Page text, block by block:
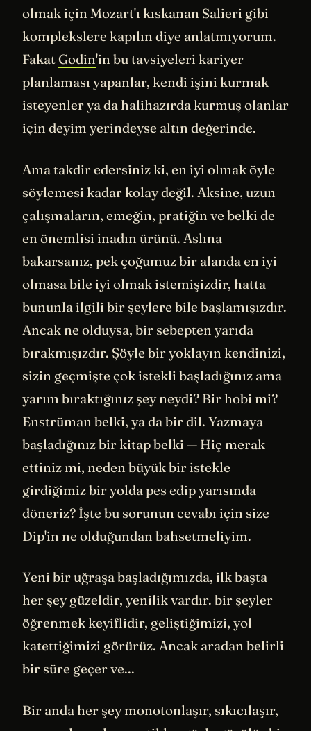
olmak için Mozart'ı kıskanan Salieri gibi
komplekslere kapılın diye anlatmıyorum.
FakatGodin'in bu tavsiyeleri kariyer
planlaması yapanlar, kendi işini kurmak
isteyenler ya da halihazırda kurmuş olanlar
için deyim yerindeyse altın değerinde.
Ama takdir edersiniz ki, en iyi olmak öyle
söylemesi kadar kolay değil. Aksine, uzun
çalışmaların, emeğin, pratiğin ve belki de
en önemlisi inadın ürünü. Aslına
bakarsanız, pek çoğumuz bir alanda en iyi
olmasa bile iyi olmak istemişizdir, hatta
bununla ilgili bir şeylere bile başlamışızdır.
Ancak ne olduysa, bir sebepten yarıda
bırakmışızdır. Şöyle bir yoklayın kendinizi,
sizin geçmişte çok istekli başladığınız ama
yarım bıraktığınız şey neydi? Bir hobi mi?
Enstrüman belki, ya da bir dil. Yazmaya
başladığınız bir kitap belki — Hiç merak
ettiniz mi, neden büyük bir istekle
girdiğimiz bir yolda pes edip yarısında
döneriz? İşte bu sorunun cevabı için size
Dip'in ne olduğundan bahsetmeliyim.
Yeni bir uğraşa başladığımızda, ilk başta
her şey güzeldir, yenilik vardır. bir şeyler
öğrenmek keyiflidir, geliştiğimizi, yol
katettiğimizi görürüz. Ancak aradan belirli
bir süre geçer ve...
Bir anda her şey monotonlaşır, sıkıcılaşır,